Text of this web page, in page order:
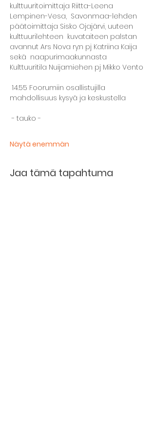
kulttuuritoimittaja Riitta-Leena
Lempinen-Vesa,  Savonmaa-lehden
päätoimittaja Sisko Ojajärvi, uuteen
kulttuurilehteen  kuvataiteen palstan
avannut Ars Nova ry:n pj Katriina Kaija
sekä  naapurimaakunnasta
Kulttuuritila Nuijamiehen pj Mikko Vento
mahdollisuus kysyä ja keskustella
- tauko -
Näytä enemmän
Jaa tämä tapahtuma